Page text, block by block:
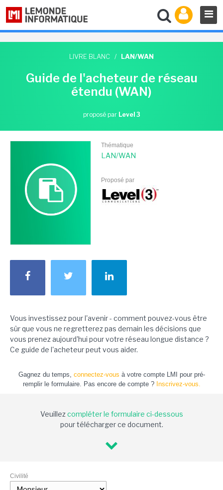
LIVRE BLANC / LAN/WAN
Guide de l'acheteur de réseau
étendu (WAN)
proposé par Level 3
Thématique
LAN/WAN
Proposé par
Vous investissez pour l'avenir - comment pouvez-vous être
sûr que vous ne regretterez pas demain les décisions que
vous prenez aujourd'hui pour votre réseau longue distance ?
Ce guide de l'acheteur peut vous aider.
Gagnez du temps, connectez-vous à votre compte LMI pour pré-
remplir le formulaire. Pas encore de compte ? Inscrivez-vous.
Veuillezcompléter le formulaire ci-dessous
pour télécharger ce document.
Civilité